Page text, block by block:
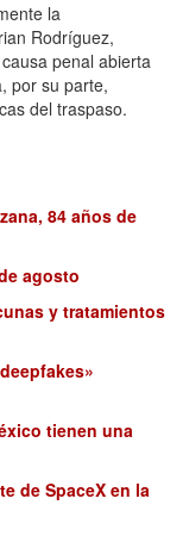
la
Rodríguez,
penal abierta
por su parte,
del traspaso.
84 años de
agosto
y tratamientos
tienen una
de SpaceX en la